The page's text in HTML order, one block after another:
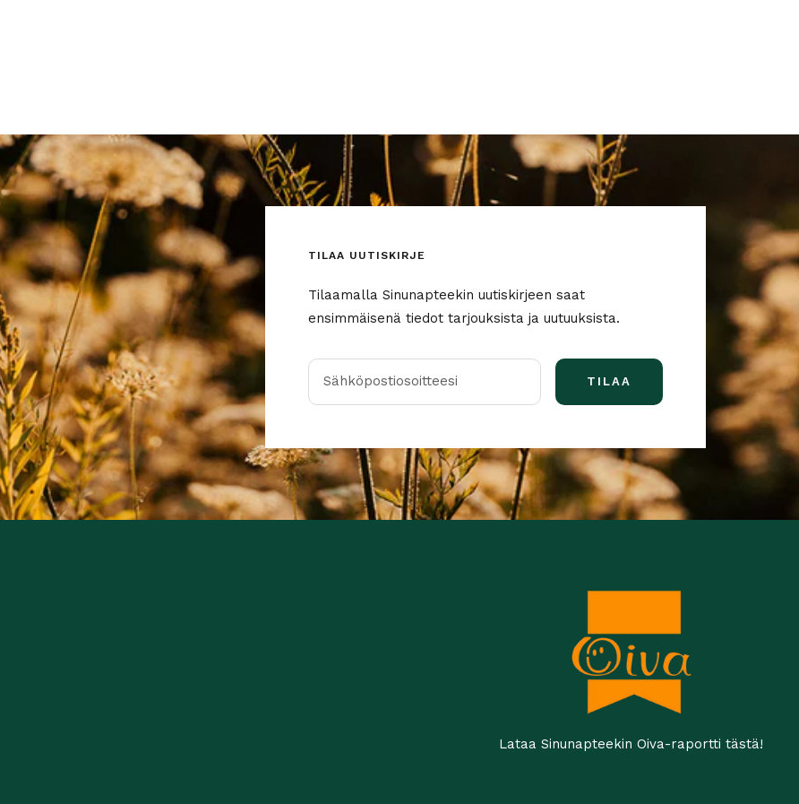
TILAA UUTISKIRJE
Tilaamalla Sinunapteekin uutiskirjeen saat
ensimmäisenä tiedot tarjouksista ja uutuuksista.
Sähköpostiosoitteesi TILAA
Lataa Sinunapteekin Oiva-raportti tästä!